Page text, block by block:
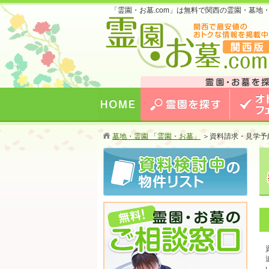
「霊園・お墓.com」は無料で関西の霊園・墓
お墓のことなら霊園・お墓.com 関西版 関西
最安値のおトクな情報を掲載中！
墓地・霊園 「霊園・お墓」 ＞ 資料請求・見学予